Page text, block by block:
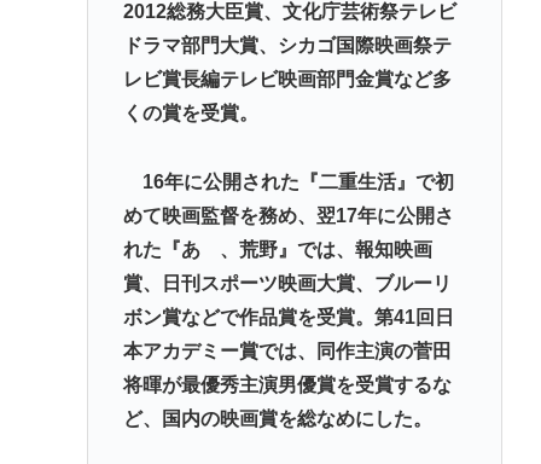
2012総務大臣賞、文化庁芸術祭テレビ
ドラマ部門大賞、シカゴ国際映画祭テ
レビ賞長編テレビ映画部門金賞など多
くの賞を受賞。
16年に公開された『二重生活』で初
めて映画監督を務め、翌17年に公開さ
れた『あゝ、荒野』では、報知映画
賞、日刊スポーツ映画大賞、ブルーリ
ボン賞などで作品賞を受賞。第41回日
本アカデミー賞では、同作主演の菅田
将暉が最優秀主演男優賞を受賞するな
ど、国内の映画賞を総なめにした。